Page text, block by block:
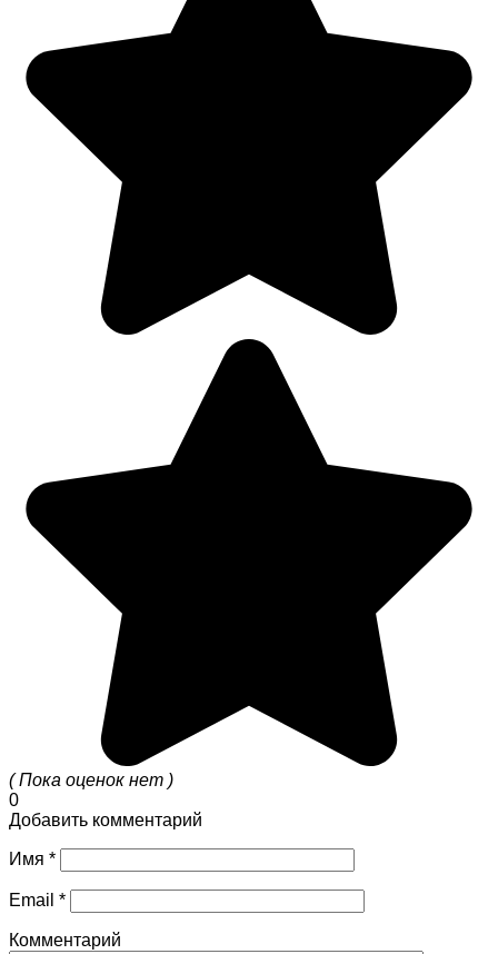
( Пока оценок нет )
0
Добавить комментарий
Имя *
Email *
Комментарий